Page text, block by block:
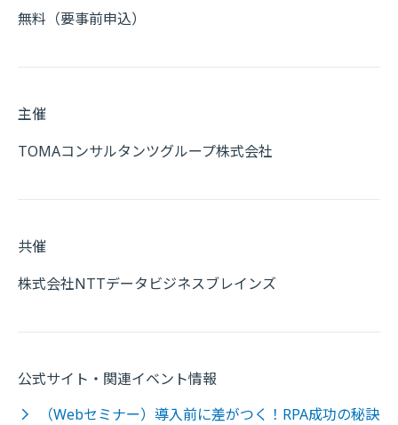
無料（要事前申込）
主催
TOMAコンサルタンツグループ株式会社
共催
株式会社NTTデータビジネスブレインズ
公式サイト・関連イベント情報
（Webセミナー）導入前に差がつく！RPA成功の秘訣